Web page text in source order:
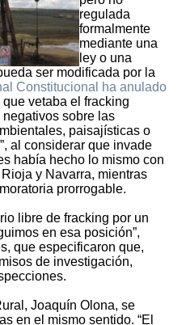
regulada
formalmente
mediante una
ley o una
ser modificada por la
Constitucional ha anulado
que vetaba el fracking
negativos sobre las
paisajísticas o
al considerar que invade
había hecho lo mismo con
y Navarra, mientras
prorrogable.
libre de fracking por un
en esa posición”,
que especificaron que,
de investigación,
Joaquín Olona, se
en el mismo sentido. “El